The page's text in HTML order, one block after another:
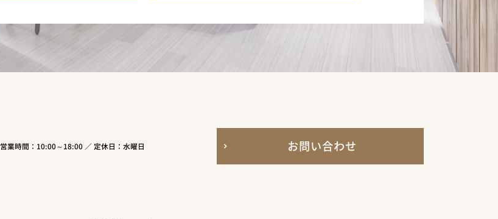
営業時間：10:00～18:00 ／ 定休日：水曜日 お問い合わせ